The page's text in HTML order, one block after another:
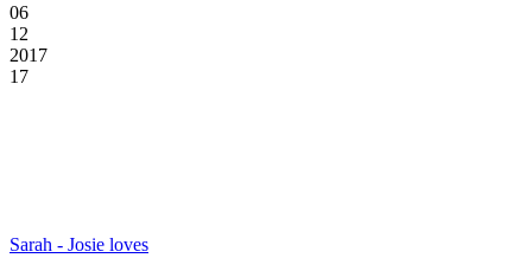
06
12
2017
17
Sarah - Josie loves